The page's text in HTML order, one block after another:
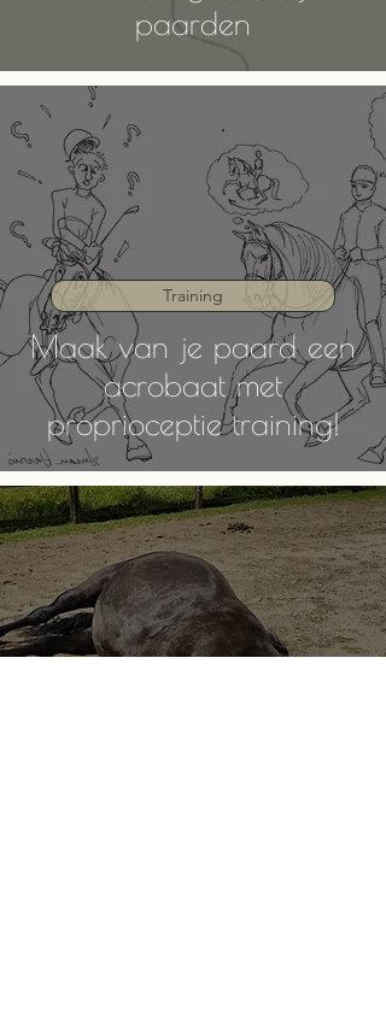
paarden
Maak van je paard een
acrobaat met
proprioceptie training!
Training